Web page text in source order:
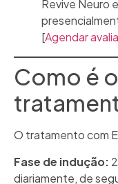
Revive Neuro
[Agendar
Como é
O tratamento com
Fase de indução:
diariamente, de